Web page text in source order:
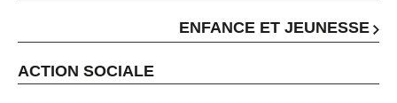
ENFANCE ET JEUNESSE
ACTION SOCIALE